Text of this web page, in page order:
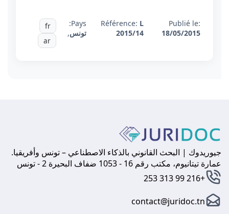
Publié le:
18/05/2015
Référence: L
2015/14
Pays:
تونس,
fr
ar
جيوريدوك | البحث القانوني بالذكاء الاصطناعي – تونس وأفريقيا.
عمارة تيتانيوم، مكتب رقم 16 - 1053 ضفاف البحيرة 2 - تونس
+216 99 313 253
contact@juridoc.tn